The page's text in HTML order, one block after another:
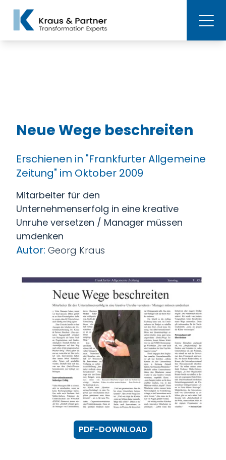
Neue Wege beschreiten
Erschienen in "Frankfurter Allgemeine
Zeitung" im Oktober 2009
Mitarbeiter für den
Unternehmenserfolg in eine kreative
Unruhe versetzen / Manager müssen
umdenken
Autor: Georg Kraus
PDF-DOWNLOAD